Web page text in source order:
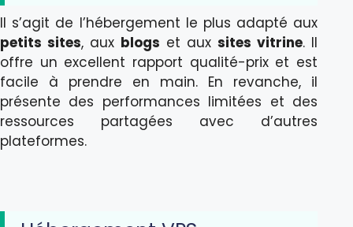
Il s’agit de l’hébergement le plus adapté aux
petits sites, aux blogs et auxsites vitrine. Il
offre un excellent rapport qualité-prix et est
facile à prendre en main. En revanche, il
présente des performances limitées et des
ressources partagées avec d’autres
plateformes.